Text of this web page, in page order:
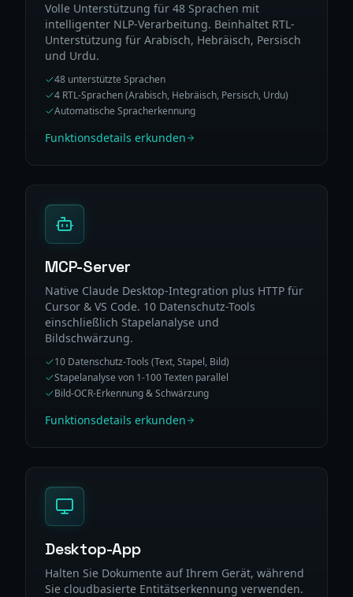
Volle Unterstützung für 48 Sprachen mit
intelligenter NLP-Verarbeitung. Beinhaltet RTL-
Unterstützung für Arabisch, Hebräisch, Persisch
und Urdu.
48 unterstützte Sprachen
4 RTL-Sprachen (Arabisch, Hebräisch, Persisch, Urdu)
Automatische Spracherkennung
Funktionsdetails erkunden
MCP-Server
Native Claude Desktop-Integration plus HTTP für
Cursor & VS Code. 10 Datenschutz-Tools
einschließlich Stapelanalyse und
Bildschwärzung.
10 Datenschutz-Tools (Text, Stapel, Bild)
Stapelanalyse von 1-100 Texten parallel
Bild-OCR-Erkennung & Schwärzung
Funktionsdetails erkunden
Desktop-App
Halten Sie Dokumente auf Ihrem Gerät, während
Sie cloudbasierte Entitätserkennung verwenden.